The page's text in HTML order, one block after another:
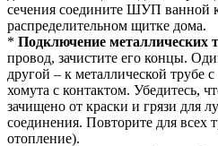
сечения соедините ШУП ванной
распределительном щитке дома.
* Подключение металлических
провод, зачистите его концы.
другой – к металлической трубе
хомута с контактом. Убедитесь,
зачищено от краски и грязи для
соединения. Повторите для всех
отопление).